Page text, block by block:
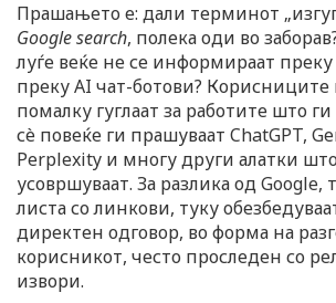
Прашањето е: дали терминот
Google search, полека оди во
луѓе веќе не се информираат преку
преку AI чат-ботови?
помалку гуглаат за работите што
сè повеќе ги прашуваат ChatGPT,
Perplexity и многу други алатки
усовршуваат. За разлика од Google,
листа со линкови, туку
директен одговор, во форма на
корисникот, често проследен со
извори.